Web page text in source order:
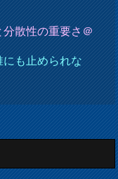
散性の重要さ＠
にも止められな